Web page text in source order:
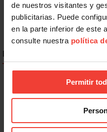
de nuestros visitantes y
publicitarias. Puede
en la parte inferior de este
consulte nuestra política
Permitir
ENLACES DESTACADOS